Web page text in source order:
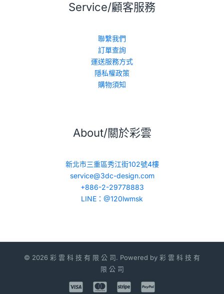
Service/顧客服務
聯繫我們
訂單查詢
運送服務方式
隱私權政策
購物須知
About/關於彩雲
新北市三重區秀江街102號4樓
service@3dc-design.com
+886-2-29778883
LINE：@120lwmsk
© 2026 彩 雲 科 技 有 限 公 司. Powered by 彩 雲 科 技 有
限 公 司